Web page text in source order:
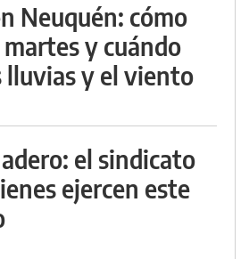
Neuquén: cómo
y cuándo
lluvias y el viento
el sindicato
ejercen este